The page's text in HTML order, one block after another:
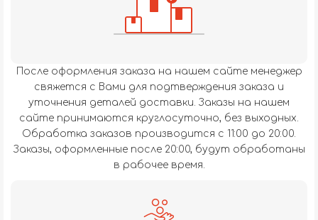
После оформления заказа на нашем сайте менеджер
свяжется с Вами для подтверждения заказа и
уточнения деталей доставки. Заказы на нашем
сайте принимаются круглосуточно, без выходных.
Обработка заказов производится с 11:00 до 20:00.
Заказы, оформленные после 20:00, будут обработаны
в рабочее время.